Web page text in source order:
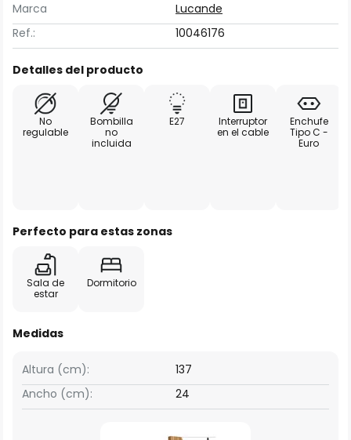
Marca
Lucande
Ref.:
10046176
Detalles del producto
No
regulable
Bombilla
no
incluida
E27
Interruptor
en el cable
Enchufe
Tipo C -
Euro
Perfecto para estas zonas
Sala de
estar
Dormitorio
Medidas
Ancho (cm): 24
Altura (cm): 137